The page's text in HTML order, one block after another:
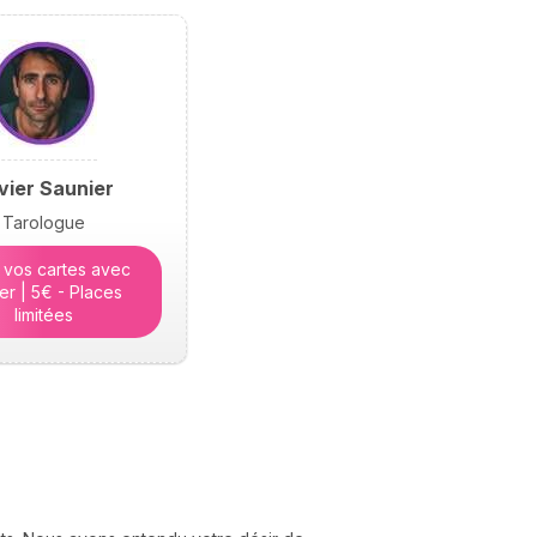
elle lève le voile sur les
raisons profondes de
notre incarnation.
Saunier
Tarologue
cartes avec
| 5€ - Places
limitées